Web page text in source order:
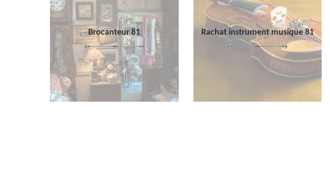
Brocanteur 81 Rachat instrument musique 81